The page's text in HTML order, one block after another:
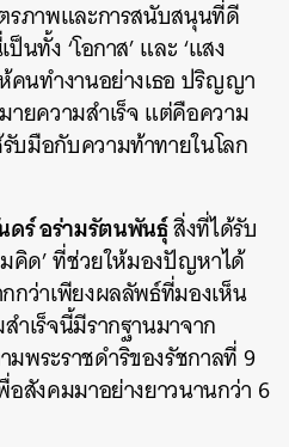
รภาพและการสนับสนุนที่ดี
ทั้ง ‘โอกาส’ และ ‘แสง
คนทำงานอย่างเธอ ปริญญา
ายความสำเร็จ แต่คือความ
บมือกับความท้าทายในโลก
ดร์ อร่ามรัตนพันธุ์สิ่งที่ได้รับ
คิด’ ที่ช่วยให้มองปัญหาได้
กว่าเพียงผลลัพธ์ที่มองเห็น
ำเร็จนี้มีรากฐานมาจาก
พระราชดำริของรัชกาลที่ 9
สังคมมาอย่างยาวนานกว่า 6